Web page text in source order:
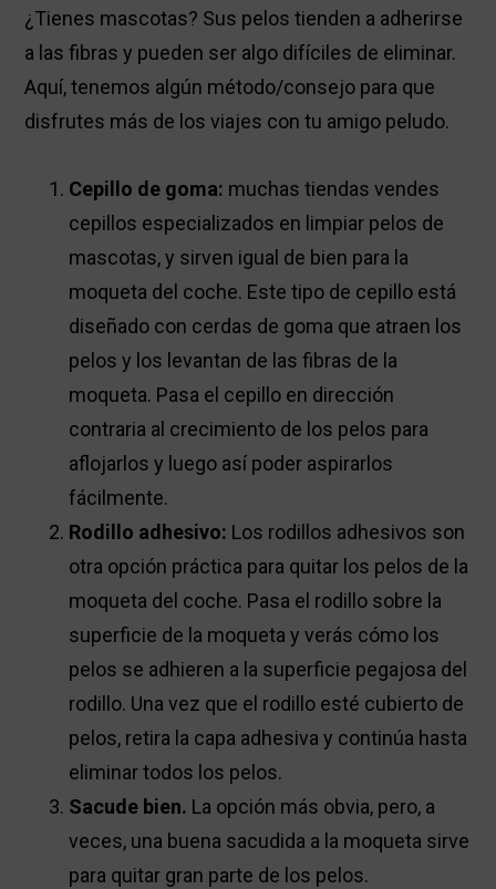
¿Tienes mascotas? Sus pelos tienden a adherirse
a las fibras y pueden ser algo difíciles de eliminar.
Aquí, tenemos algún método/consejo para que
disfrutes más de los viajes con tu amigo peludo.
Cepillo de goma: muchas tiendas vendes
cepillos especializados en limpiar pelos de
mascotas, y sirven igual de bien para la
moqueta del coche. Este tipo de cepillo está
diseñado con cerdas de goma que atraen los
pelos y los levantan de las fibras de la
moqueta. Pasa el cepillo en dirección
contraria al crecimiento de los pelos para
aflojarlos y luego así poder aspirarlos
fácilmente.
Rodillo adhesivo: Los rodillos adhesivos son
otra opción práctica para quitar los pelos de la
moqueta del coche. Pasa el rodillo sobre la
superficie de la moqueta y verás cómo los
pelos se adhieren a la superficie pegajosa del
rodillo. Una vez que el rodillo esté cubierto de
pelos, retira la capa adhesiva y continúa hasta
eliminar todos los pelos.
Sacude bien. La opción más obvia, pero, a
veces, una buena sacudida a la moqueta sirve
para quitar gran parte de los pelos.